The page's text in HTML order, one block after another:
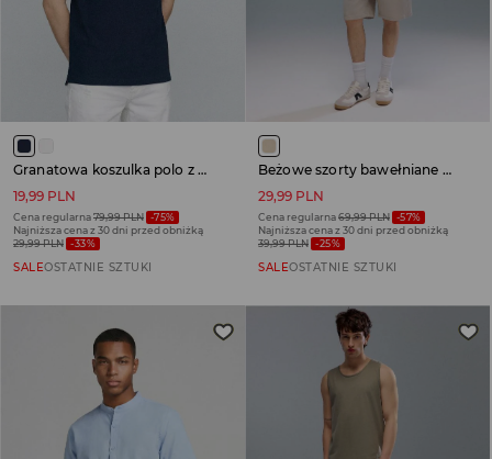
Granatowa koszulka polo z małym nadrukiem na piersi
19,99 PLN
Cena regularna79,99 PLN -75%
Najniższa cena z 30 dni przed obniżką
29,99 PLN -33%
SALEOSTATNIE SZTUKI
Beżowe szorty bawełniane na gumce
29,99 PLN
Cena regularna69,99 PLN -57%
Najniższa cena z 30 dni przed obniżką
39,99 PLN -25%
SALEOSTATNIE SZTUKI